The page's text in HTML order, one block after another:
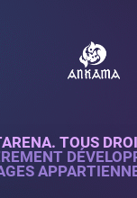
TOUS